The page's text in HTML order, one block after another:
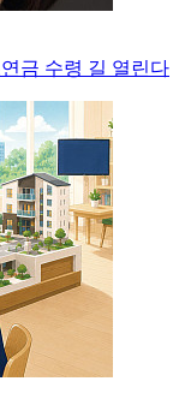
금 수령 길 열린다